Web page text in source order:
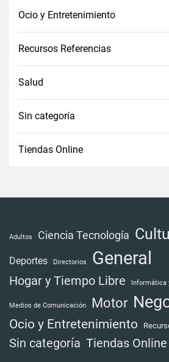
Ocio y Entretenimiento
Recursos Referencias
Salud
Sin categoría
Tiendas Online
Adultos Ciencia Tecnología
Deportes Directorios General
Hogar y Tiempo Libre Informática
Medios de Comunicación Motor
Ocio y Entretenimiento
Sin categoría Tiendas Online